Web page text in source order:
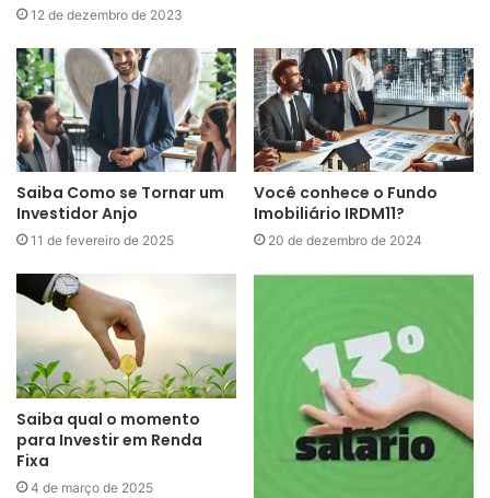
12 de dezembro de 2023
Saiba Como se Tornar um
Investidor Anjo
11 de fevereiro de 2025
Você conhece o Fundo
Imobiliário IRDM11?
20 de dezembro de 2024
Saiba qual o momento
para Investir em Renda
Fixa
4 de março de 2025